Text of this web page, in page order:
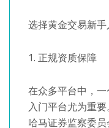
选择黄金交易新
1. 正规资质保障
在众多平台中，
入门平台尤为重
哈马证券监察委